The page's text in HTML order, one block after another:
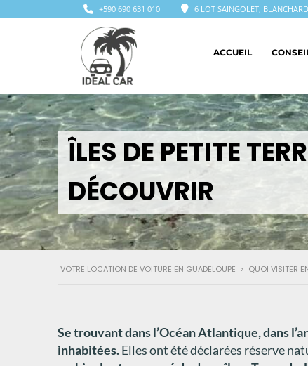
6 LOT SAINGOLET,
+590 690 631 010
ACCUEIL
ÎLES DE PETITE
DÉCOUVRIR
VOTRE LOCATION DE VOITURE EN GUADELOUPE > QUOI VISITER
Se trouvant dans l’Océan Atlantique, dans
inhabitées.Elles ont été déclarées réserve